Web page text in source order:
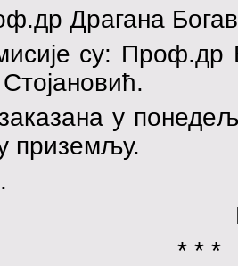
Драгана
су:
у
приземљу.
* * *